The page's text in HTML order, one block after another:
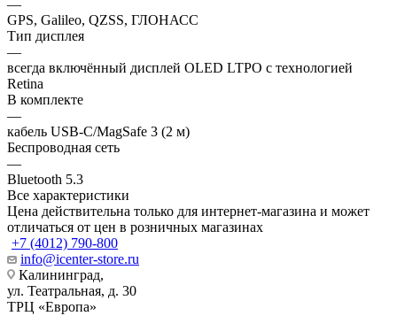
—
GPS, Galileo, QZSS, ГЛОНАСС
Тип дисплея
—
всегда включённый дисплей OLED LTPO с технологией
Retina
В комплекте
—
кабель USB-C/MagSafe 3 (2 м)
Беспроводная сеть
—
Bluetooth 5.3
Все характеристики
Цена действительна только для интернет-магазина и может
отличаться от цен в розничных магазинах
+7 (4012) 790-800
info@icenter-store.ru
Калининград,
ул. Театральная, д. 30
ТРЦ «Европа»